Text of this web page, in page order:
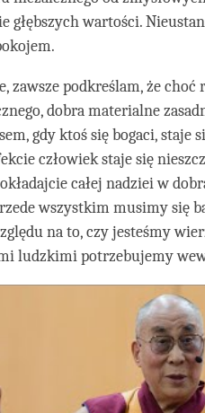
głębszych wartości.
zawsze podkreślam, że
dobra materialne
gdy ktoś się bogaci, staje
człowiek staje się
całej nadziei w
wszystkim musimy się
na to, czy jesteśmy
ludzkimi potrzebujemy